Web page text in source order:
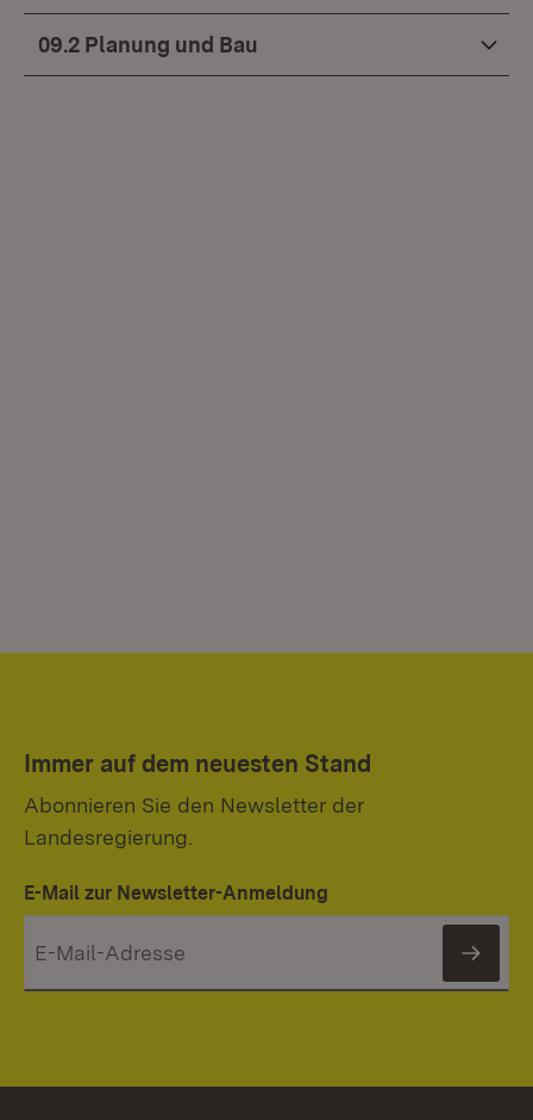
09.2 Planung und Bau
Immer auf dem neuesten Stand
Abonnieren Sie den Newsletter der
Landesregierung.
E-Mail zur Newsletter-Anmeldung